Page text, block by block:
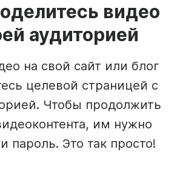
видео
аудиторией
на свой сайт или блог
целевой страницей с
Чтобы продолжить
им нужно
пароль. Это так просто!